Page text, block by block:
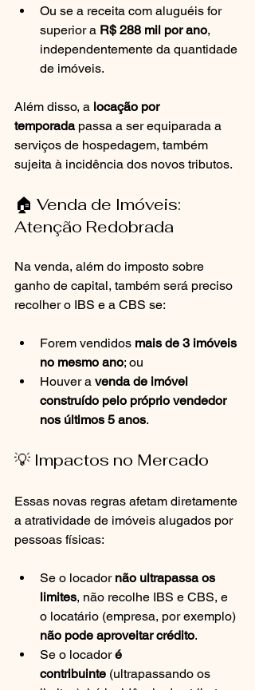
Ou se a receita com aluguéis for
superior a R$ 288 mil por ano,
independentemente da quantidade
de imóveis.
Além disso, a locação por
temporada passa a ser equiparada a
serviços de hospedagem, também
sujeita à incidência dos novos tributos.
🏠 Venda de Imóveis:
Atenção Redobrada
Na venda, além do imposto sobre
ganho de capital, também será preciso
recolher o IBS e a CBS se:
Forem vendidos mais de 3 imóveis
no mesmo ano; ou
Houver a venda de imóvel
construído pelo próprio vendedor
nos últimos 5 anos.
💡 Impactos no Mercado
Essas novas regras afetam diretamente
a atratividade de imóveis alugados por
pessoas físicas:
Se o locador não ultrapassa os
limites, não recolhe IBS e CBS, e
o locatário (empresa, por exemplo)
não pode aproveitar crédito.
Se o locador é
contribuinte (ultrapassando os